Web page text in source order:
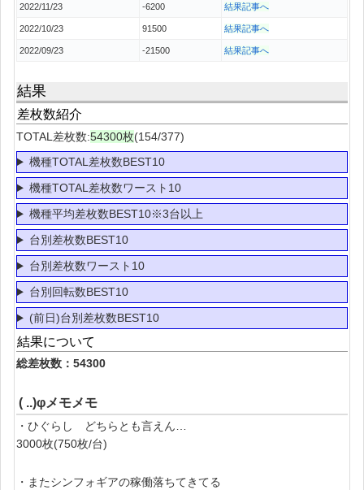
2022/11/23 -6200 結果記事へ
2022/10/23 91500 結果記事へ
2022/09/23 -21500 結果記事へ
結果
差枚数紹介
TOTAL差枚数:54300枚(154/377)
機種TOTAL差枚数BEST10
機種TOTAL差枚数ワースト10
機種平均差枚数BEST10※3台以上
台別差枚数BEST10
台別差枚数ワースト10
台別回転数BEST10
(前日)台別差枚数BEST10
結果について
総差枚数：54300
( ..)φメモメモ
・ひぐらし どちらとも言えん…
3000枚(750枚/台)
・またシンフォギアの稼働落ちてきてる